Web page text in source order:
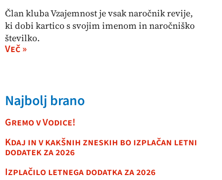
Član kluba Vzajemnost je vsak naročnik revije,
ki dobi kartico s svojim imenom in naročniško
številko.
Več »
Najbolj brano
Gremo v Vodice!
Kdaj in v kakšnih zneskih bo izplačan letni
dodatek za 2026
Izplačilo letnega dodatka za 2026